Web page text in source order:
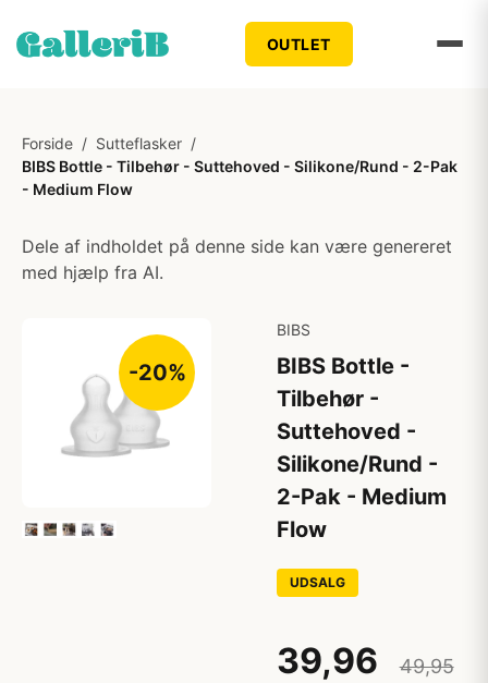
OUTLET
Forside / Sutteflasker /
BIBS Bottle - Tilbehør - Suttehoved - Silikone/Rund - 2-Pak
- Medium Flow
Dele af indholdet på denne side kan være genereret
med hjælp fra AI.
-20%
BIBS
BIBS Bottle -
Tilbehør -
Suttehoved -
Silikone/Rund -
2-Pak - Medium
Flow
UDSALG
39,96
49,95